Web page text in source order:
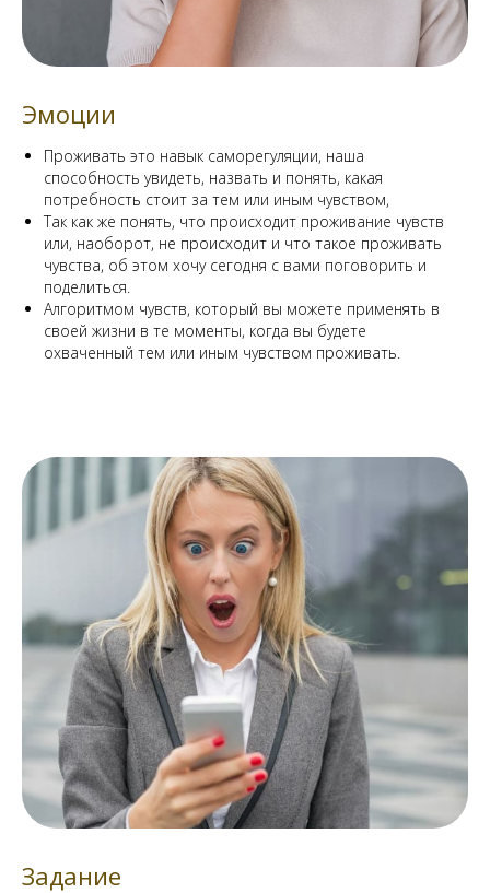
Эмоции
Проживать это навык саморегуляции, наша
способность увидеть, назвать и понять, какая
потребность стоит за тем или иным чувством,
Так как же понять, что происходит проживание чувств
или, наоборот, не происходит и что такое проживать
чувства, об этом хочу сегодня с вами поговорить и
поделиться.
Алгоритмом чувств, который вы можете применять в
своей жизни в те моменты, когда вы будете
охваченный тем или иным чувством проживать.
Задание